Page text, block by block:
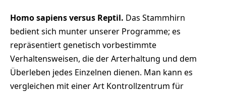
Homo sapiens versus Reptil. Das Stammhirn
bedient sich munter unserer Programme; es
repräsentiert genetisch vorbestimmte
Verhaltensweisen, die der Arterhaltung und dem
Überleben jedes Einzelnen dienen. Man kann es
vergleichen mit einer Art Kontrollzentrum für